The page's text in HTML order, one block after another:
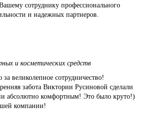
сотруднику профессионального
и надежных партнеров.
и косметических средств
великолепное сотрудничество!
забота Виктории Русиновой сделали
абсолютно комфортным! Это было круто!)
компании!